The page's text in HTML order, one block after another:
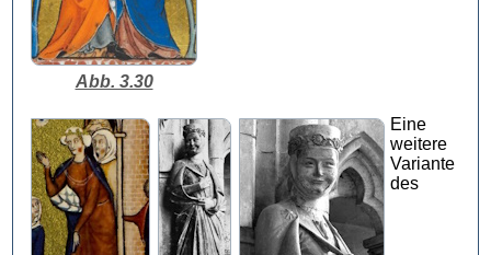
Abb. 3.30
Eine
weitere
Variante
des